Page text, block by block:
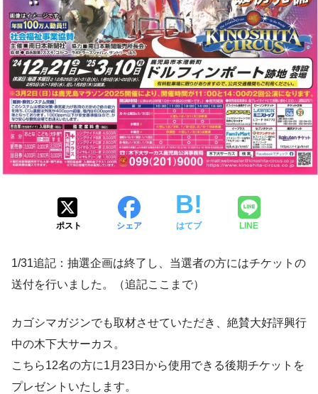
ポスト シェア はてブ LINE
1/31追記：抽選企画は終了し、当選者の方にはチケットの
送付を行いました。（追記ここまで）
カゴシマガジンでも取材させていただき、絶賛大好評興行
中の木下大サーカス。
こちら12名の方に1月23日から使用できる後期チケットを
プレゼントいたします。